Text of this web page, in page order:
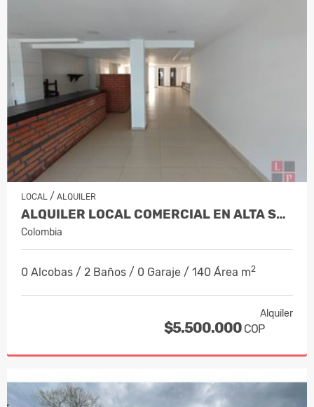
LOCAL / ALQUILER
ALQUILER LOCAL COMERCIAL EN ALTA SUIZA…
Colombia
0 Alcobas / 2 Baños / 0 Garaje / 140 Área m2
Alquiler
$5.500.000 COP